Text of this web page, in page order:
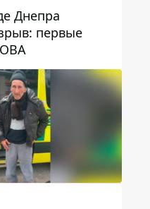
Днепра
первые